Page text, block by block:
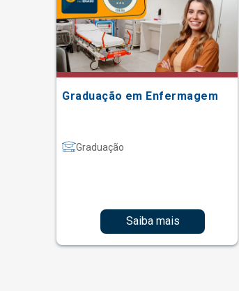
Graduação em Enfermagem
Graduação
Saiba mais